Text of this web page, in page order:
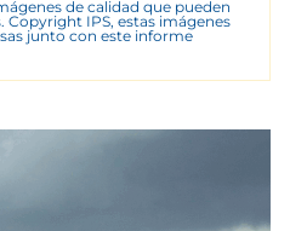
de calidad que pueden
Copyright IPS, estas imágenes
junto con este informe